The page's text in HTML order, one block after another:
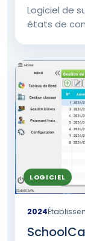
Logiciel de
états de
LOGICIEL
2024